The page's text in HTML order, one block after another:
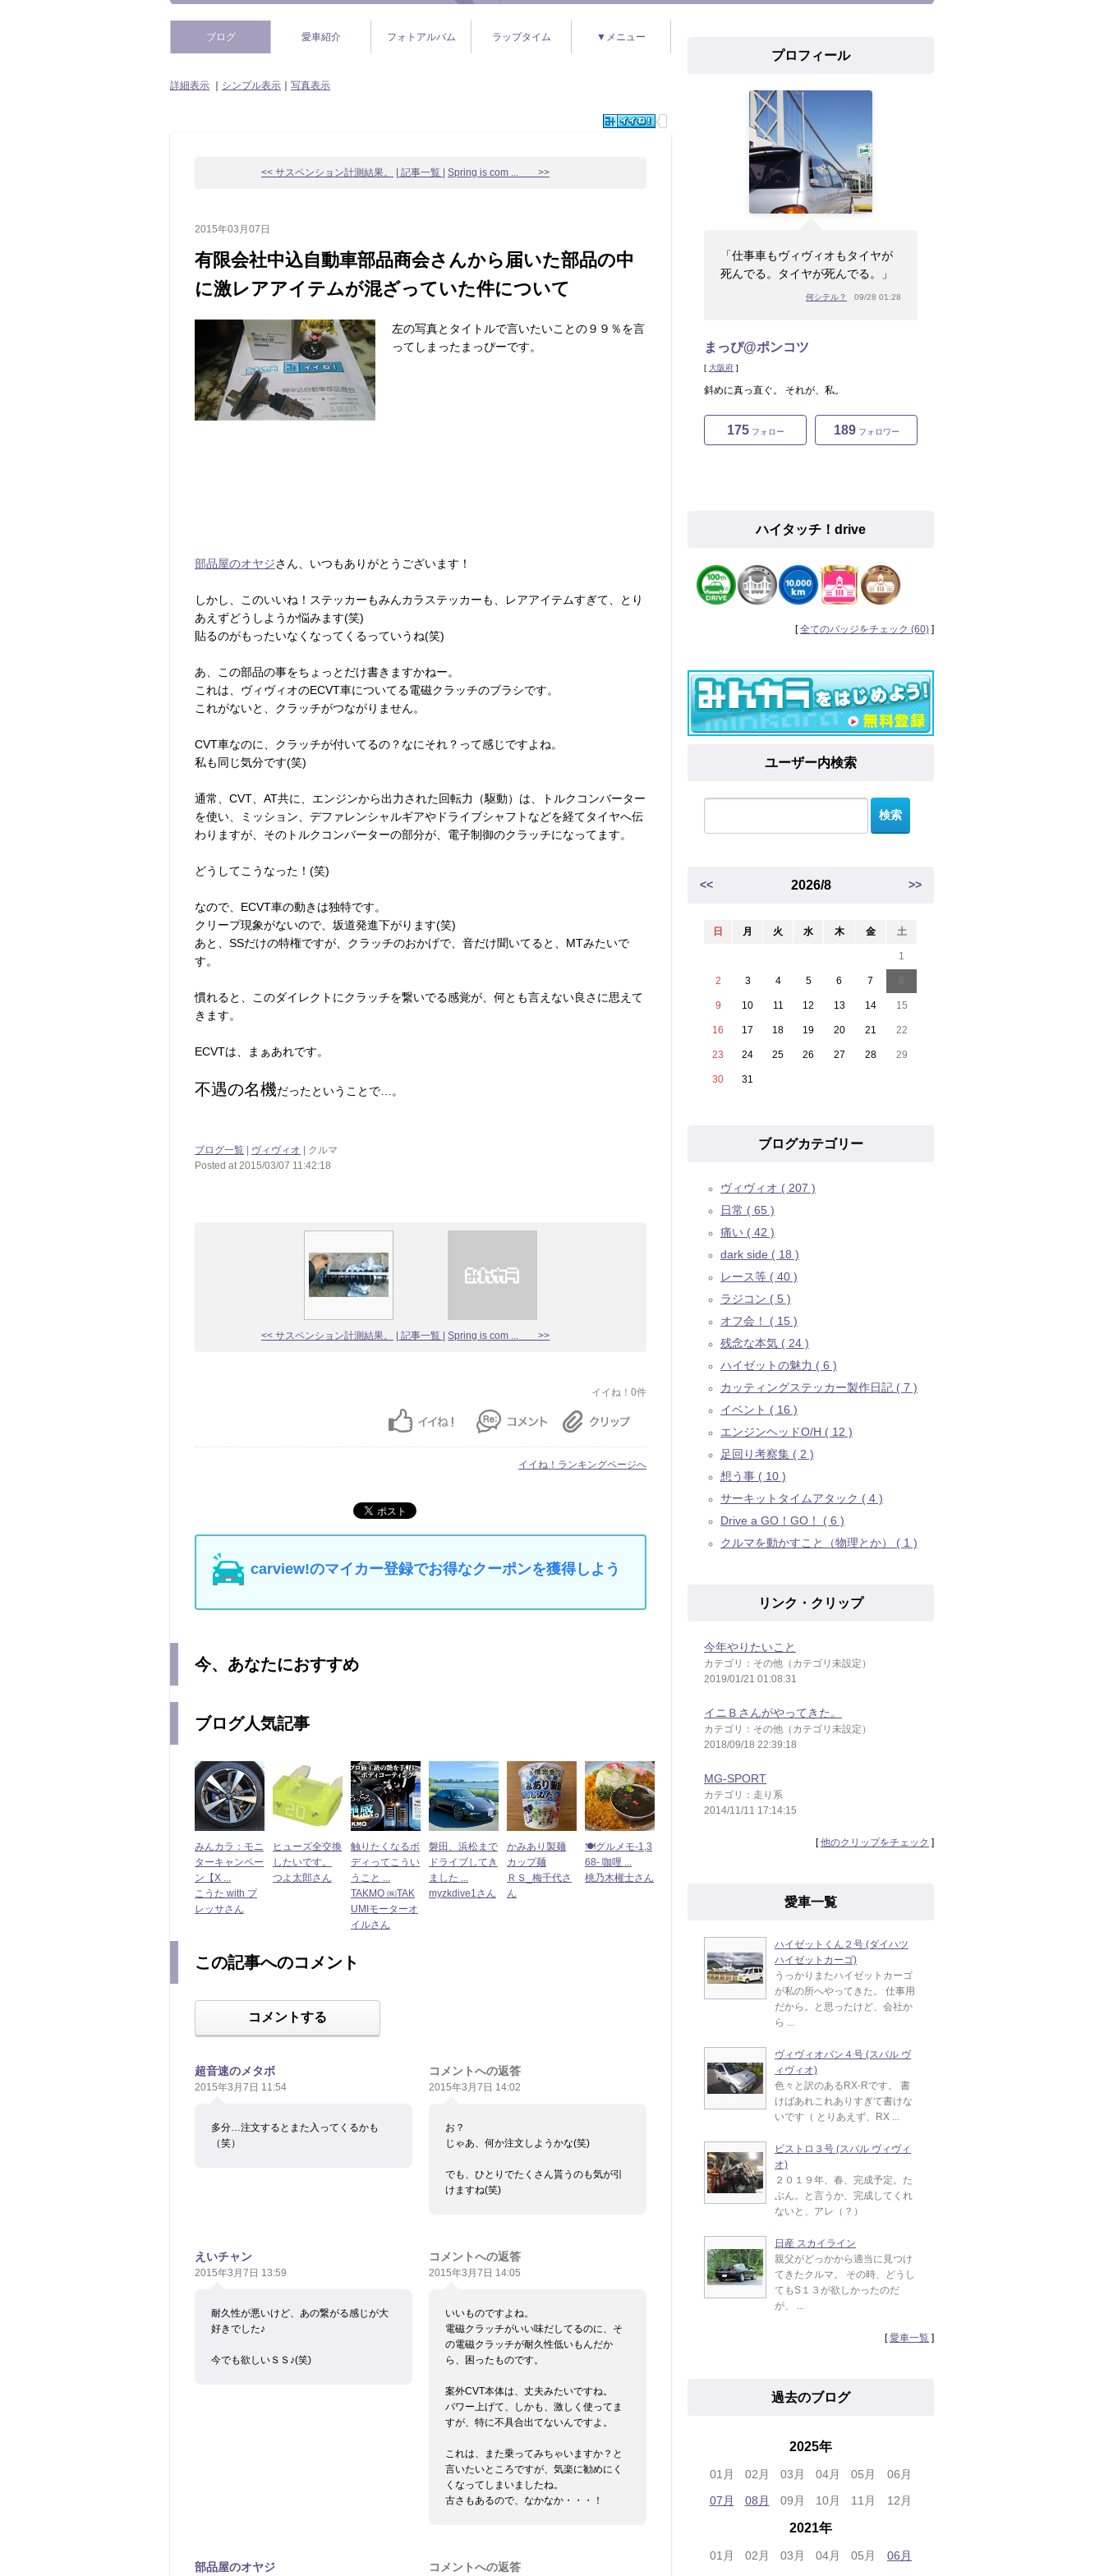
ブログ 愛車紹介 フォトアルバム ラップタイム ▼メニュー
詳細表示 シンプル表示 写真表示
<< サスペンション計測結果。 | 記事一覧 | Spring is com ... >>
2015年03月07日
有限会社中込自動車部品商会さんから届いた部品の中
に激レアアイテムが混ざっていた件について
左の写真とタイトルで言いたいことの９９％を言
ってしまったまっぴーです。
部品屋のオヤジさん、いつもありがとうございます！
しかし、このいいね！ステッカーもみんカラステッカーも、レアアイテムすぎて、とり
あえずどうしようか悩みます(笑)
貼るのがもったいなくなってくるっていうね(笑)
あ、この部品の事をちょっとだけ書きますかねー。
これは、ヴィヴィオのECVT車についてる電磁クラッチのブラシです。
これがないと、クラッチがつながりません。
CVT車なのに、クラッチが付いてるの？なにそれ？って感じですよね。
私も同じ気分です(笑)
通常、CVT、AT共に、エンジンから出力された回転力（駆動）は、トルクコンバーター
を使い、ミッション、デファレンシャルギアやドライブシャフトなどを経てタイヤへ伝
わりますが、そのトルクコンバーターの部分が、電子制御のクラッチになってます。
どうしてこうなった！(笑)
なので、ECVT車の動きは独特です。
クリープ現象がないので、坂道発進下がります(笑)
あと、SSだけの特権ですが、クラッチのおかげで、音だけ聞いてると、MTみたいで
す。
慣れると、このダイレクトにクラッチを繋いでる感覚が、何とも言えない良さに思えて
きます。
ECVTは、まぁあれです。
不遇の名機だったということで…。
ブログ一覧 ヴィヴィオ | クルマ
Posted at 2015/03/07 11:42:18
<< サスペンション計測結果。 | 記事一覧 | Spring is com ... >>
イイね！0件
イイね！ランキングページへ
carview!のマイカー登録でお得なクーポンを獲得しよう
今、あなたにおすすめ
ブログ人気記事
みんカラ：モニ
ターキャンペー
ン【X ...
こうた with プ
レッサさん
ヒューズ全交換
したいです。
つよ太郎さん
触りたくなるボ
ディってこうい
うこと ...
TAKMO ㈱TAK
UMIモーターオ
イルさん
磐田、浜松まで
ドライブしてき
ました ...
myzkdive1さん
かみあり製麺
カップ麺
ＲＳ_梅千代さ
ん
🍽️グルメモ-1,3
68- 咖哩 ...
桃乃木權士さん
この記事へのコメント
コメントする
超音速のメタボ
2015年3月7日 11:54
多分…注文するとまた入ってくるかも
（笑）
コメントへの返答
2015年3月7日 14:02
お？
じゃあ、何か注文しようかな(笑)
でも、ひとりでたくさん貰うのも気が引
けますね(笑)
えいチャン
2015年3月7日 13:59
耐久性が悪いけど、あの繋がる感じが大
好きでした♪
今でも欲しいＳＳ♪(笑)
コメントへの返答
2015年3月7日 14:05
いいものですよね。
電磁クラッチがいい味だしてるのに、そ
の電磁クラッチが耐久性低いもんだか
ら、困ったものです。
案外CVT本体は、丈夫みたいですね。
パワー上げて、しかも、激しく使ってま
すが、特に不具合出てないんですよ。
これは、また乗ってみちゃいますか？と
言いたいところですが、気楽に勧めにく
くなってしまいましたね。
古さもあるので、なかなか・・・！
部品屋のオヤジ コメントへの返答
プロフィール
「仕事車もヴィヴィオもタイヤが
死んでる。タイヤが死んでる。」
何シテル？ 09/28 01:28
まっぴ@ポンコツ
[ 大阪府 ]
斜めに真っ直ぐ。 それが、私。
175フォロー 189フォロワー
ハイタッチ！drive
[全てのバッジをチェック (60) ]
ユーザー内検索
<< 2026/8 >>
日 月 火 水 木 金 土
1
2 3 4 5 6 7
9 10 11 12 13 14 15
16 17 18 19 20 21 22
23 24 25 26 27 28 29
30 31
ブログカテゴリー
ヴィヴィオ ( 207 )
日常 ( 65 )
痛い ( 42 )
dark side ( 18 )
レース等 ( 40 )
ラジコン ( 5 )
オフ会！ ( 15 )
残念な本気 ( 24 )
ハイゼットの魅力 ( 6 )
カッティングステッカー製作日記 ( 7 )
イベント ( 16 )
エンジンヘッドO/H ( 12 )
足回り考察集 ( 2 )
想う事 ( 10 )
サーキットタイムアタック ( 4 )
Drive a GO！GO！ ( 6 )
クルマを動かすこと（物理とか） ( 1 )
リンク・クリップ
今年やりたいこと
カテゴリ：その他（カテゴリ未設定）
2019/01/21 01:08:31
イニＢさんがやってきた。
カテゴリ：その他（カテゴリ未設定）
2018/09/18 22:39:18
MG-SPORT
カテゴリ：走り系
2014/11/11 17:14:15
[他のクリップをチェック ]
愛車一覧
ハイゼットくん２号 (ダイハツ
ハイゼットカーゴ)
うっかりまたハイゼットカーゴ
が私の所へやってきた。 仕事用
だから。と思ったけど、会社か
ら ...
ヴィヴィオバン４号 (スバル ヴ
ィヴィオ)
色々と訳のあるRX-Rです。 書
けばあれこれありすぎて書けな
いです（ とりあえず、RX ...
ビストロ３号 (スバル ヴィヴィ
オ)
２０１９年、春、完成予定。た
ぶん。と言うか、完成してくれ
ないと、アレ（？）
日産 スカイライン
親父がどっかから適当に見つけ
てきたクルマ。 その時、どうし
てもS１３が欲しかったのだ
が、 ...
[愛車一覧 ]
過去のブログ
2025年
01月 02月 03月 04月 05月
06月
07月
08月 09月 10月 11月 12月
2021年
01月 02月 03月 04月 05月
06月